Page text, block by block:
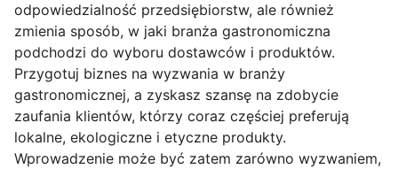
odpowiedzialność przedsiębiorstw, ale również
zmienia sposób, w jaki branża gastronomiczna
podchodzi do wyboru dostawców i produktów.
Przygotuj biznes na wyzwania w branży
gastronomicznej, a zyskasz szansę na zdobycie
zaufania klientów, którzy coraz częściej preferują
lokalne, ekologiczne i etyczne produkty.
Wprowadzenie może być zatem zarówno wyzwaniem,